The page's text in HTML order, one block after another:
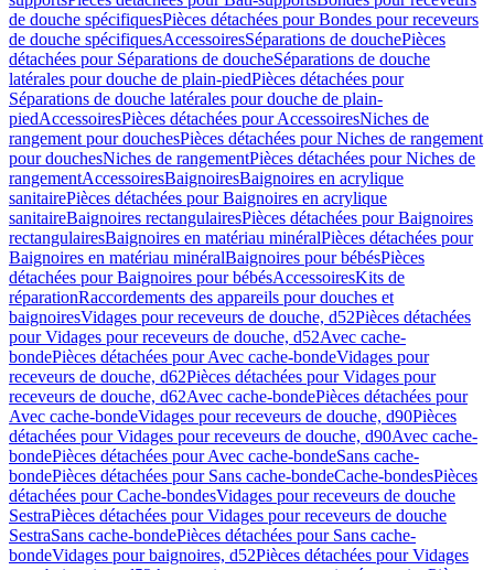
de douche spécifiquesPièces détachées pour Bondes pour receveurs
de douche spécifiquesAccessoiresSéparations de douchePièces
détachées pour Séparations de doucheSéparations de douche
latérales pour douche de plain-piedPièces détachées pour
Séparations de douche latérales pour douche de plain-
piedAccessoiresPièces détachées pour AccessoiresNiches de
rangement pour douchesPièces détachées pour Niches de rangement
pour douchesNiches de rangementPièces détachées pour Niches de
rangementAccessoiresBaignoiresBaignoires en acrylique
sanitairePièces détachées pour Baignoires en acrylique
sanitaireBaignoires rectangulairesPièces détachées pour Baignoires
rectangulairesBaignoires en matériau minéralPièces détachées pour
Baignoires en matériau minéralBaignoires pour bébésPièces
détachées pour Baignoires pour bébésAccessoiresKits de
réparationRaccordements des appareils pour douches et
baignoiresVidages pour receveurs de douche, d52Pièces détachées
pour Vidages pour receveurs de douche, d52Avec cache-
bondePièces détachées pour Avec cache-bondeVidages pour
receveurs de douche, d62Pièces détachées pour Vidages pour
receveurs de douche, d62Avec cache-bondePièces détachées pour
Avec cache-bondeVidages pour receveurs de douche, d90Pièces
détachées pour Vidages pour receveurs de douche, d90Avec cache-
bondePièces détachées pour Avec cache-bondeSans cache-
bondePièces détachées pour Sans cache-bondeCache-bondesPièces
détachées pour Cache-bondesVidages pour receveurs de douche
SestraPièces détachées pour Vidages pour receveurs de douche
SestraSans cache-bondePièces détachées pour Sans cache-
bondeVidages pour baignoires, d52Pièces détachées pour Vidages